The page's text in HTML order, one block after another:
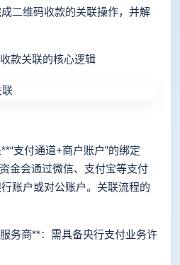
二维码收款的关联操作，并解
款关联的核心逻辑
支付通道+商户账户”的绑定
金会通过微信、支付宝等支付
账户或对公账户。关联流程的
商**：需具备央行支付业务许